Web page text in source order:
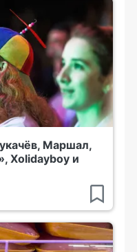
Маршал,
Xolidayboy и